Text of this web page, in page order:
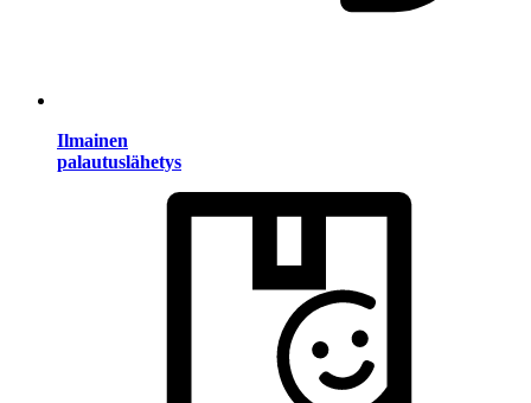
Ilmainen
palautuslähetys